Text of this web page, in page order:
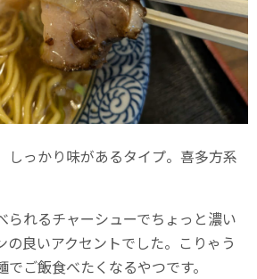
しっかり味があるタイプ。喜多方系
られるチャーシューでちょっと濃い
の良いアクセントでした。こりゃう
ご飯食べたくなるやつです。